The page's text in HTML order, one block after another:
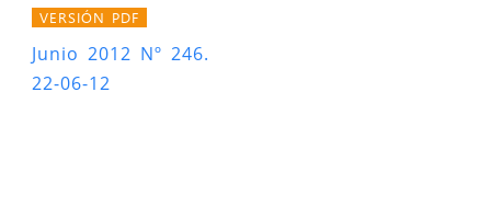
VERSIÓN PDF
Junio 2012 Nº 246.
22-06-12